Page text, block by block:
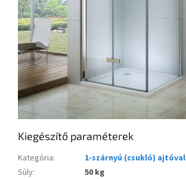
Kiegészítő paraméterek
Kategória:
1-szárnyú (csukló) ajtóval
Súly:
50 kg